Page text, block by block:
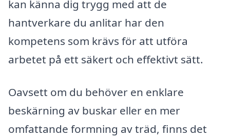
kan känna dig trygg med att de
hantverkare du anlitar har den
kompetens som krävs för att utföra
arbetet på ett säkert och effektivt sätt.
Oavsett om du behöver en enklare
beskärning av buskar eller en mer
omfattande formning av träd, finns det